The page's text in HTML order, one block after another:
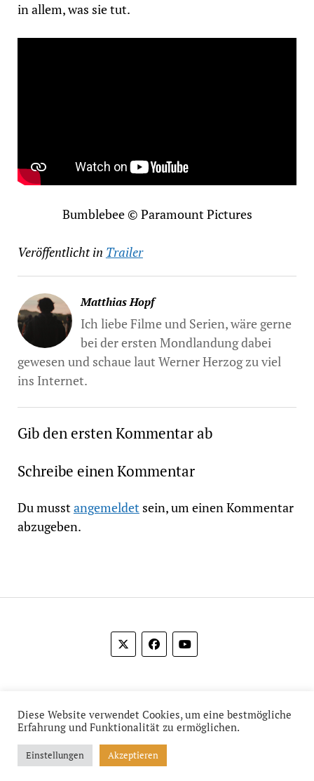
in allem, was sie tut.
Bumblebee © Paramount Pictures
Veröffentlicht in Trailer
Matthias Hopf
Ich liebe Filme und Serien, wäre gerne
bei der ersten Mondlandung dabei
gewesen und schaue laut Werner Herzog zu viel
ins Internet.
Gib den ersten Kommentar ab
Schreibe einen Kommentar
Du musstangemeldetsein, um einen Kommentar
abzugeben.
Mission News Themeby Compete Themes.
Diese Website verwendet Cookies, um eine bestmögliche
Erfahrung und Funktionalität zu ermöglichen.
Einstellungen Akzeptieren